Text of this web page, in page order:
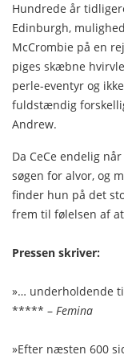
Hundrede år
Edinburgh,
McCrombie på en
piges skæbne
perle-eventyr og
fuldstændig
Andrew.
Da CeCe endelig
søgen for alvor, og
finder hun på det
frem til følelsen af
Pressen skriver:
»… underholdende
***** – Femina
»Efter næsten 600